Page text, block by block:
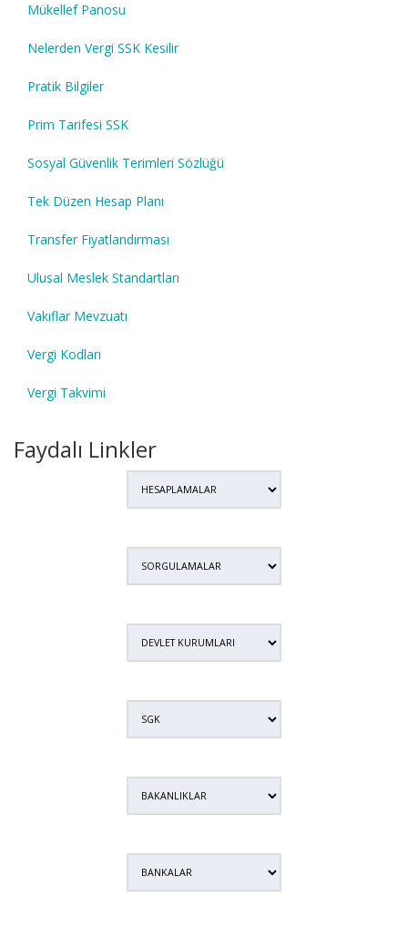
Mükellef Panosu
Nelerden Vergi SSK Kesilir
Pratik Bilgiler
Prim Tarifesi SSK
Sosyal Güvenlik Terimleri Sözlüğü
Tek Düzen Hesap Planı
Transfer Fiyatlandırması
Ulusal Meslek Standartları
Vakıflar Mevzuatı
Vergi Kodları
Vergi Takvimi
Faydalı Linkler